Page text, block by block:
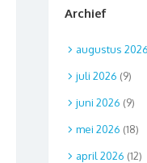
Archief
augustus 2026
juli 2026 (9)
juni 2026 (9)
mei 2026 (18)
april 2026 (12)